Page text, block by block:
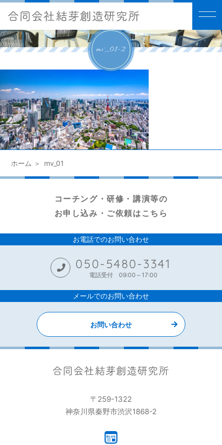
mv_01-2
ホーム mv_01
コーチング・研修・講演等の
お申し込み・ご依頼はこちら
お電話でのお問い合わせ
050-5480-3341
電話受付 09:00～17:00
メールでのお問い合わせ
お問い合わせ
〒259-1322
神奈川県秦野市渋沢1868-2